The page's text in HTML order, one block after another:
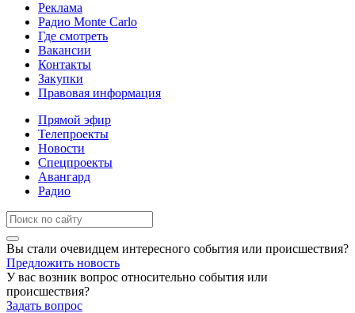
Реклама
Радио Monte Carlo
Где смотреть
Вакансии
Контакты
Закупки
Правовая информация
Прямой эфир
Телепроекты
Новости
Спецпроекты
Авангард
Радио
Вы стали очевидцем интересного события или происшествия?
Предложить новость
У вас возник вопрос относительно события или
происшествия?
Задать вопрос